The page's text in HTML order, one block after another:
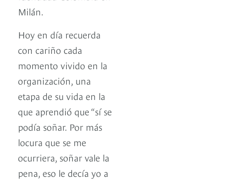
Milán.
Hoy en día recuerda
con cariño cada
momento vivido en la
organización, una
etapa de su vida en la
que aprendió que “sí se
podía soñar. Por más
locura que se me
ocurriera, soñar vale la
pena, eso le decía yo a